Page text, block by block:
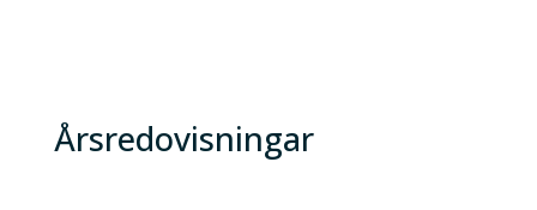
Årsredovisningar